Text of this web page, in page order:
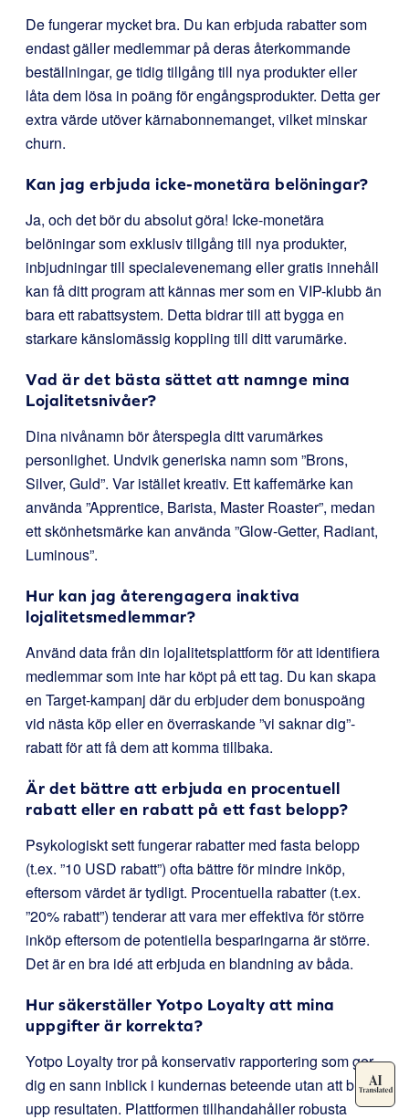
De fungerar mycket bra. Du kan erbjuda rabatter som
endast gäller medlemmar på deras återkommande
beställningar, ge tidig tillgång till nya produkter eller
låta dem lösa in poäng för engångsprodukter. Detta ger
extra värde utöver kärnabonnemanget, vilket minskar
churn.
Kan jag erbjuda icke-monetära belöningar?
Ja, och det bör du absolut göra! Icke-monetära
belöningar som exklusiv tillgång till nya produkter,
inbjudningar till specialevenemang eller gratis innehåll
kan få ditt program att kännas mer som en VIP-klubb än
bara ett rabattsystem. Detta bidrar till att bygga en
starkare känslomässig koppling till ditt varumärke.
Vad är det bästa sättet att namnge mina
Lojalitetsnivåer?
Dina nivånamn bör återspegla ditt varumärkes
personlighet. Undvik generiska namn som ”Brons,
Silver, Guld”. Var istället kreativ. Ett kaffemärke kan
använda ”Apprentice, Barista, Master Roaster”, medan
ett skönhetsmärke kan använda ”Glow-Getter, Radiant,
Luminous”.
Hur kan jag återengagera inaktiva
lojalitetsmedlemmar?
Använd data från din lojalitetsplattform för att identifiera
medlemmar som inte har köpt på ett tag. Du kan skapa
en Target-kampanj där du erbjuder dem bonuspoäng
vid nästa köp eller en överraskande ”vi saknar dig”-
rabatt för att få dem att komma tillbaka.
Är det bättre att erbjuda en procentuell
rabatt eller en rabatt på ett fast belopp?
Psykologiskt sett fungerar rabatter med fasta belopp
(t.ex. ”10 USD rabatt”) ofta bättre för mindre inköp,
eftersom värdet är tydligt. Procentuella rabatter (t.ex.
”20% rabatt”) tenderar att vara mer effektiva för större
inköp eftersom de potentiella besparingarna är större.
Det är en bra idé att erbjuda en blandning av båda.
Hur säkerställer Yotpo Loyalty att mina
uppgifter är korrekta?
Yotpo Loyalty tror på konservativ rapportering som ger
dig en sann inblick i kundernas beteende utan att blåsa
upp resultaten. Plattformen tillhandahåller robusta